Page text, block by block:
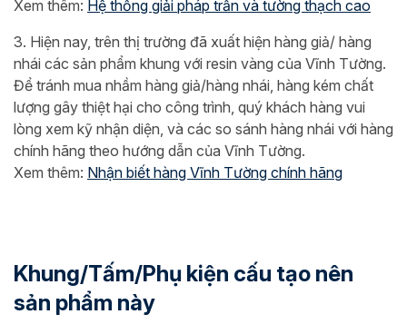
Xem thêm: Hệ thống giải pháp trần và tường thạch cao
3. Hiện nay, trên thị trường đã xuất hiện hàng giả/ hàng
nhái các sản phẩm khung với resin vàng của Vĩnh Tường.
Để tránh mua nhầm hàng giả/hàng nhái, hàng kém chất
lượng gây thiệt hại cho công trình, quý khách hàng vui
lòng xem kỹ nhận diện, và các so sánh hàng nhái với hàng
chính hãng theo hướng dẫn của Vĩnh Tường.
Xem thêm: Nhận biết hàng Vĩnh Tường chính hãng
Khung/Tấm/Phụ kiện cấu tạo nên
sản phẩm này